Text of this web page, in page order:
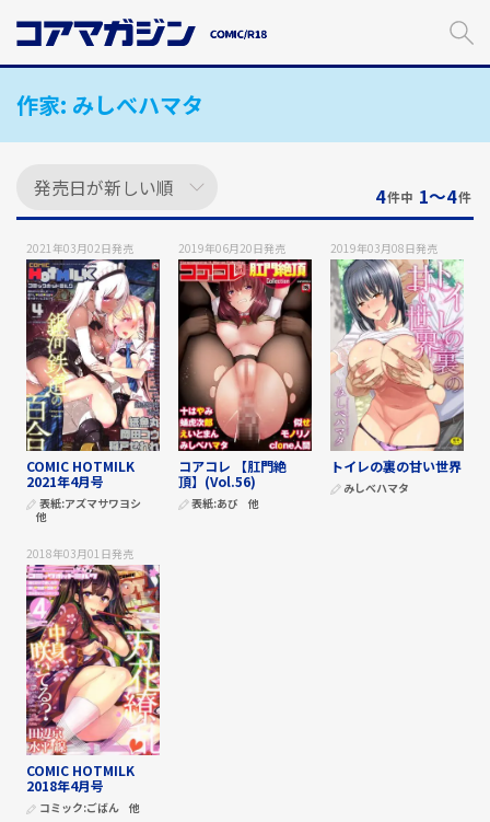
ン
作家: みしべハマタ
4件中 1〜4件
2021年03月02日発売
COMIC HOTMILK
2021年4月号
表紙:アズマサワヨシ
他
2019年06月20日発売
コアコレ 【肛門絶
頂】(Vol.56)
表紙:あび 他
2019年03月08日発売
トイレの裏の甘い世界
みしべハマタ
2018年03月01日発売
COMIC HOTMILK
2018年4月号
コミック:ごばん 他